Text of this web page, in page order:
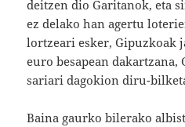
deitzen dio Garitanok, eta
ez delako han agertu
lortzeari esker, Gipuzkoak
euro besapean dakartzana,
sariari dagokion diru-
Baina gaurko bilerako